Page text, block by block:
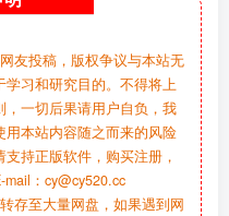
友投稿，版权争议与本站无
习和研究目的。不得将上
一切后果请用户自负，我
本站内容随之而来的风险
持正版软件，购买注册，
：cy@cy520.cc
存至大量网盘，如果遇到网